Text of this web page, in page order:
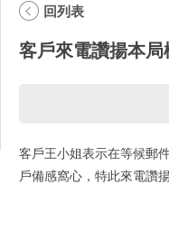
回列表
客戶來電讚揚本
客戶王小姐表示在等候郵
戶備感窩心，特此來電讚